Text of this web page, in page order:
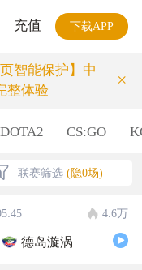
充值 下载APP
智能保护】中
整体验
×
DOTA2 CS:GO
联赛筛选 (隐0场)
4.6万
德岛漩涡